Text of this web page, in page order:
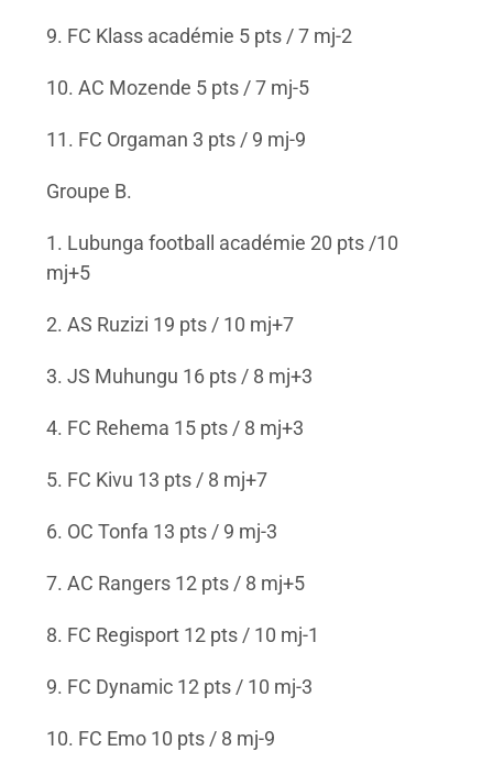
9. FC Klass académie 5 pts / 7 mj-2
10. AC Mozende 5 pts / 7 mj-5
11. FC Orgaman 3 pts / 9 mj-9
Groupe B.
1. Lubunga football académie 20 pts /10
mj+5
2. AS Ruzizi 19 pts / 10 mj+7
3. JS Muhungu 16 pts / 8 mj+3
4. FC Rehema 15 pts / 8 mj+3
5. FC Kivu 13 pts / 8 mj+7
6. OC Tonfa 13 pts / 9 mj-3
7. AC Rangers 12 pts / 8 mj+5
8. FC Regisport 12 pts / 10 mj-1
9. FC Dynamic 12 pts / 10 mj-3
10. FC Emo 10 pts / 8 mj-9